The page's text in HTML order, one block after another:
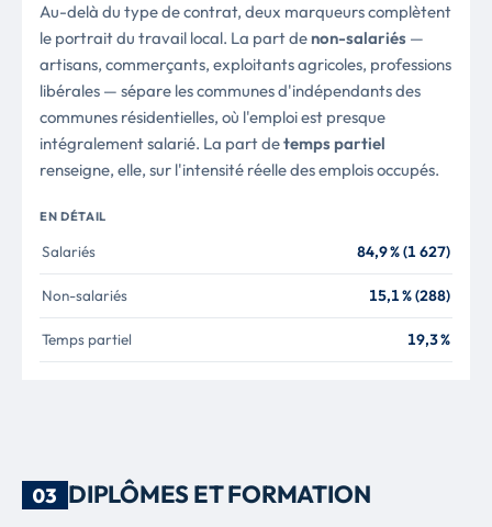
Au-delà du type de contrat, deux marqueurs complètent
le portrait du travail local. La part denon-salariés —
artisans, commerçants, exploitants agricoles, professions
libérales — sépare les communes d'indépendants des
communes résidentielles, où l'emploi est presque
intégralement salarié. La part detemps partiel
renseigne, elle, sur l'intensité réelle des emplois occupés.
EN DÉTAIL
Salariés 84,9 % (1 627)
Non-salariés 15,1 % (288)
Temps partiel 19,3 %
03 DIPLÔMES ET FORMATION